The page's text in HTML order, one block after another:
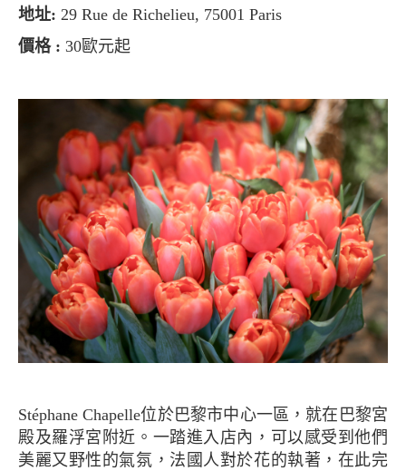
地址: 29 Rue de Richelieu, 75001 Paris
價格 : 30歐元起
Stéphane Chapelle位於巴黎市中心一區，就在巴黎宮
殿及羅浮宮附近。一踏進入店內，可以感受到他們
美麗又野性的氣氛，法國人對於花的執著，在此完